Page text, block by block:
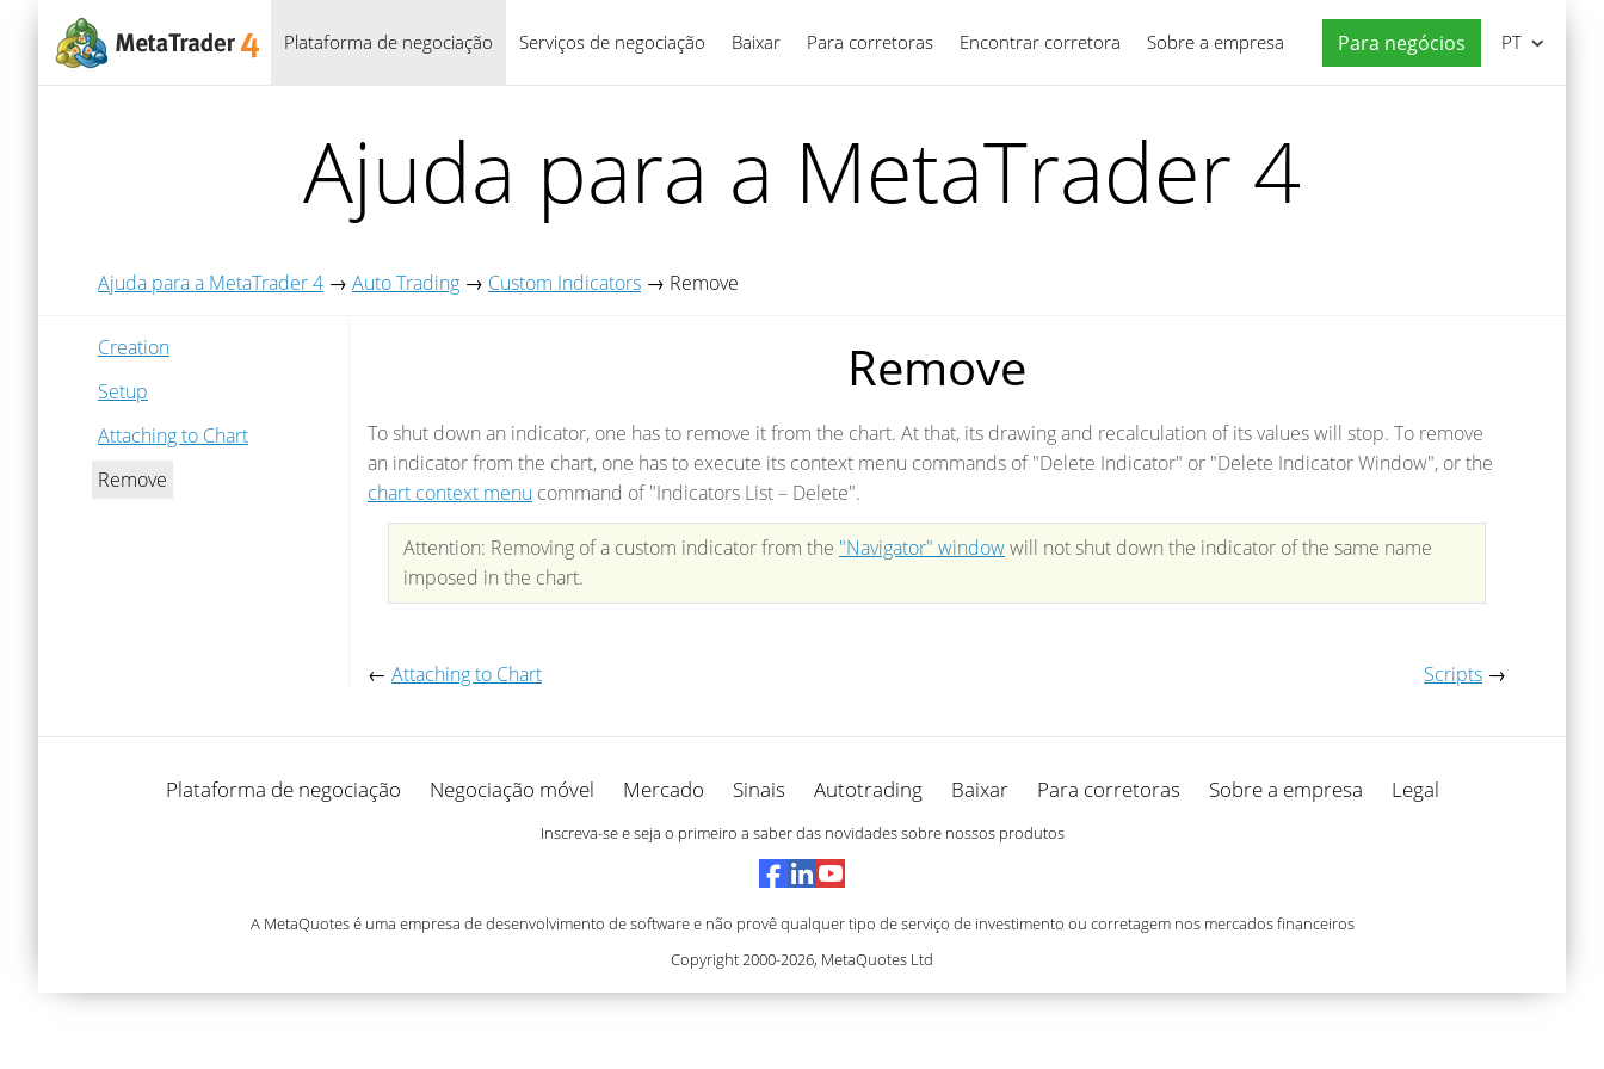
Plataforma de negociação Serviços de negociação Baixar Para corretoras Encontrar corretora Sobre a empresa Para negócios
Português PT
Ajuda para a MetaTrader 4
Ajuda para a MetaTrader 4 → Auto Trading → Custom Indicators → Remove
Creation
Setup
Attaching to Chart
Remove
Remove
To shut down an indicator, one has to remove it from the chart. At that, its drawing and recalculation of its values will stop. To remove
an indicator from the chart, one has to execute its context menu commands of "Delete Indicator" or "Delete Indicator Window", or the
chart context menu command of "Indicators List – Delete".
Attention: Removing of a custom indicator from the "Navigator" windowwill not shut down the indicator of the same name
imposed in the chart.
← Attaching to Chart Scripts →
Plataforma de negociação Negociação móvel Mercado Sinais Autotrading Baixar Para corretoras Sobre a empresa Legal
Inscreva-se e seja o primeiro a saber das novidades sobre nossos produtos
A MetaQuotes é uma empresa de desenvolvimento de software e não provê qualquer tipo de serviço de investimento ou corretagem nos mercados financeiros
Copyright 2000-2026, MetaQuotes Ltd